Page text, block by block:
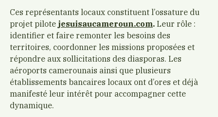
Ces représentants locaux constituent l’ossature du
projet pilote jesuisaucameroun.com.Leur rôle :
identifier et faire remonter les besoins des
territoires, coordonner les missions proposées et
répondre aux sollicitations des diasporas. Les
aéroports camerounais ainsi que plusieurs
établissements bancaires locaux ont d’ores et déjà
manifesté leur intérêt pour accompagner cette
dynamique.